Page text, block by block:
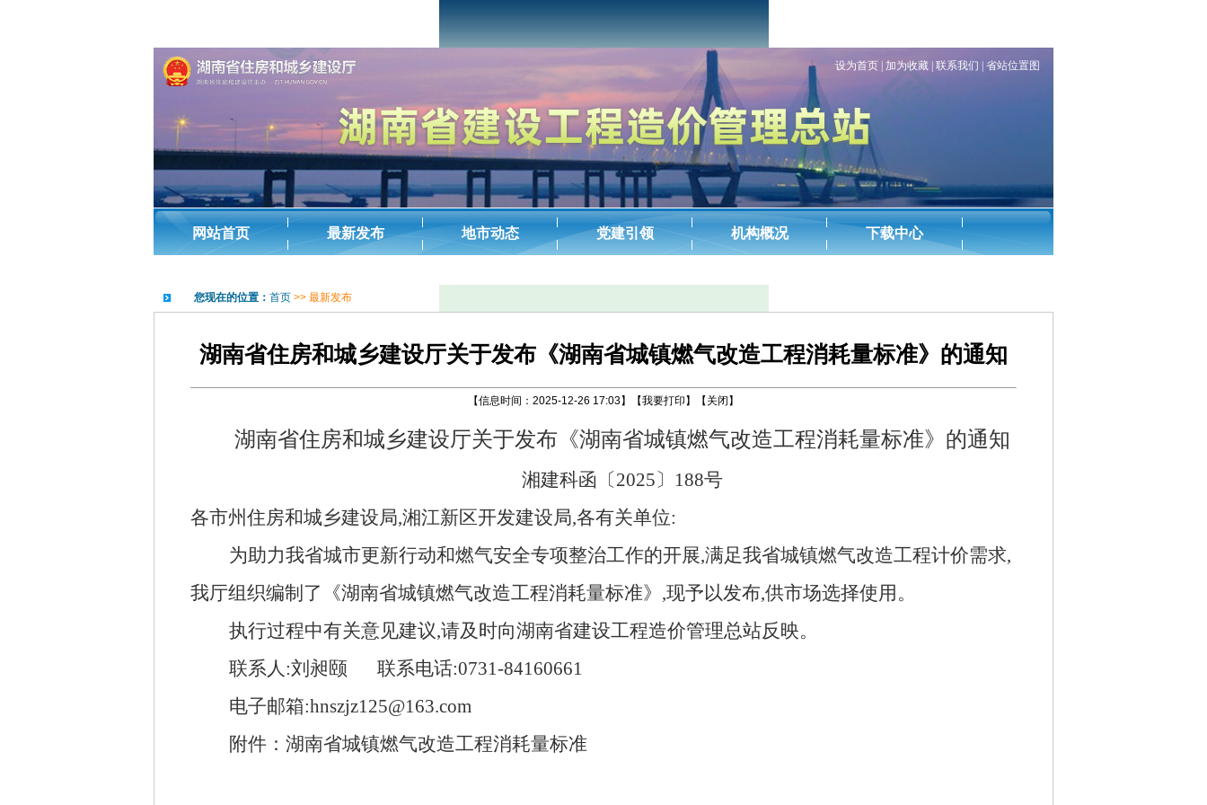
您现在的位置： 首页 >> 最新发布
湖南省住房和城乡建设厅关于发布《湖南省城镇燃气改造工程消耗量标准》的通知
【信息时间：2025-12-26 17:03】 【我要打印】 【关闭】
湖南省住房和城乡建设厅关于发布 《湖南省城镇燃气改造工程消耗量标准》的通知
湘建科函 〔2025〕 188号
各市州住房和城乡建设局,湘江新区开发建设局,各有关单位:
为助力我省城市更新行动和燃气安全专项整治工作的开展,满足我省城镇燃气改造工程计价需求,
我厅组织编制了《湖南省城镇燃气改造工程消耗量标准》,现予以发布,供市场选择使用 。
执行过程中有关意见建议,请及时向湖南省建设工程造价管理总站反映。
联系人:刘昶颐 联系电话:0731-84160661
电子邮箱:hnszjz125@163.com
附件： 湖南省城镇燃气改造工程消耗量标准